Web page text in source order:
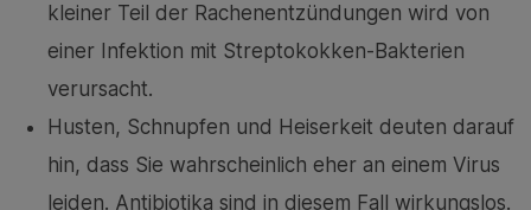
kleiner Teil der Rachenentzündungen wird von
einer Infektion mit Streptokokken-Bakterien
verursacht.
Husten, Schnupfen und Heiserkeit deuten darauf
hin, dass Sie wahrscheinlich eher an einem Virus
leiden. Antibiotika sind in diesem Fall wirkungslos.